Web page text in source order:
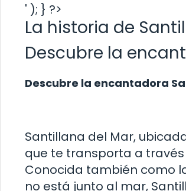
' ); } ?>
La historia de
Descubre la
Descubre la encantadora
Santillana del Mar,
que te transporta a
Conocida también como
no está junto al mar,